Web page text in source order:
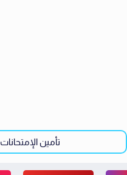
تأمين الإمتحانات